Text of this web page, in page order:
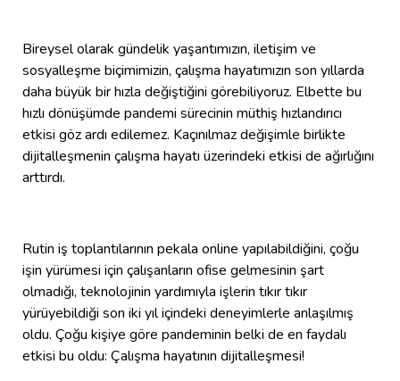
Bireysel olarak gündelik yaşantımızın, iletişim ve
sosyalleşme biçimimizin, çalışma hayatımızın son yıllarda
daha büyük bir hızla değiştiğini görebiliyoruz. Elbette bu
hızlı dönüşümde pandemi sürecinin müthiş hızlandırıcı
etkisi göz ardı edilemez. Kaçınılmaz değişimle birlikte
dijitalleşmenin çalışma hayatı üzerindeki etkisi de ağırlığını
arttırdı.
Rutin iş toplantılarının pekala online yapılabildiğini, çoğu
işin yürümesi için çalışanların ofise gelmesinin şart
olmadığı, teknolojinin yardımıyla işlerin tıkır tıkır
yürüyebildiği son iki yıl içindeki deneyimlerle anlaşılmış
oldu. Çoğu kişiye göre pandeminin belki de en faydalı
etkisi bu oldu: Çalışma hayatının dijitalleşmesi!